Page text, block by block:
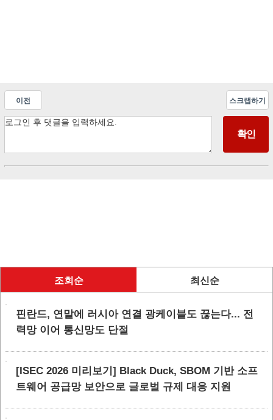
이전 스크랩하기
조회순 최신순
핀란드, 연말에 러시아 연결 광케이블도 끊는다... 전
력망 이어 통신망도 단절
[ISEC 2026 미리보기] Black Duck, SBOM 기반 소프
트웨어 공급망 보안으로 글로벌 규제 대응 지원